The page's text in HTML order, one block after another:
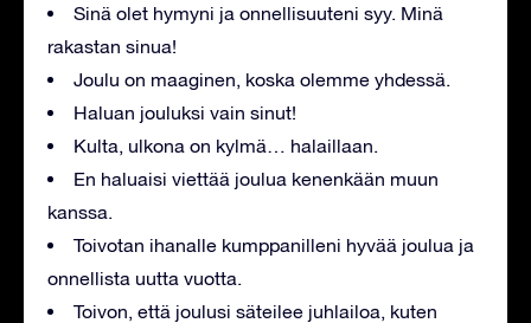
Sinä olet hymyni ja onnellisuuteni syy. Minä
rakastan sinua!
Joulu on maaginen, koska olemme yhdessä.
Haluan jouluksi vain sinut!
Kulta, ulkona on kylmä… halaillaan.
En haluaisi viettää joulua kenenkään muun
kanssa.
Toivotan ihanalle kumppanilleni hyvää joulua ja
onnellista uutta vuotta.
Toivon, että joulusi säteilee juhlailoa, kuten